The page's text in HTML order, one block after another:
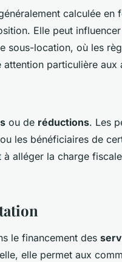
calculée
Elle peut
sous-location, où les
particulière
ou de réductions. Les
les bénéficiaires de
alléger la charge
le financement des
elle permet aux